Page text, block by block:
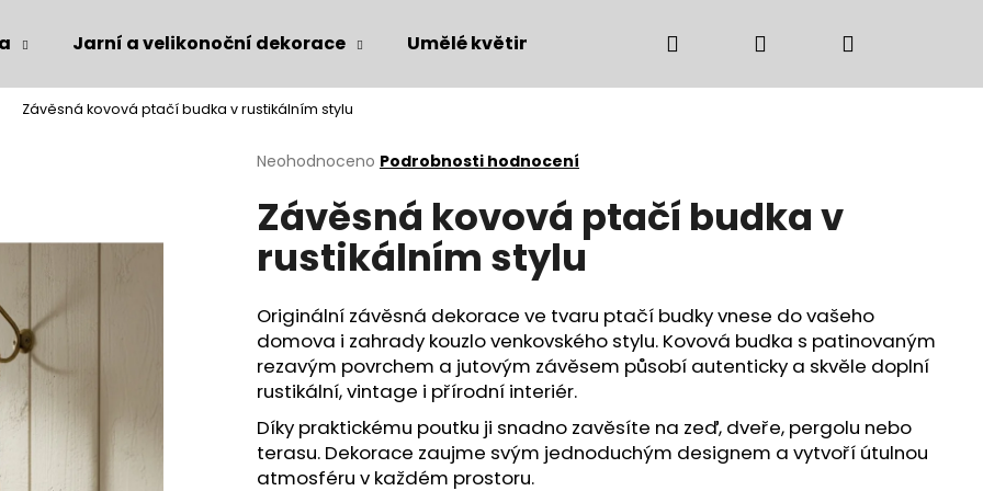
Jarní a velikonoční dekorace Umělé květiny Bytové doplňky Podzimní
Přihlášení
Závěsná kovová ptačí budka v rustikálním stylu
Průměrné
produktu
je
hvězdiček.
Neohodnoceno Podrobnosti hodnocení
Závěsná kovová ptačí budka v
rustikálním stylu
Originální závěsná dekorace ve tvaru ptačí budky vnese do vašeho
domova i zahrady kouzlo venkovského stylu. Kovová budka s patinovaným
rezavým povrchem a jutovým závěsem působí autenticky a skvěle doplní
rustikální, vintage i přírodní interiér.
Díky praktickému poutku ji snadno zavěsíte na zeď, dveře, pergolu nebo
terasu. Dekorace zaujme svým jednoduchým designem a vytvoří útulnou
atmosféru v každém prostoru.
Co potřebujete najít?
HLEDAT
Následující